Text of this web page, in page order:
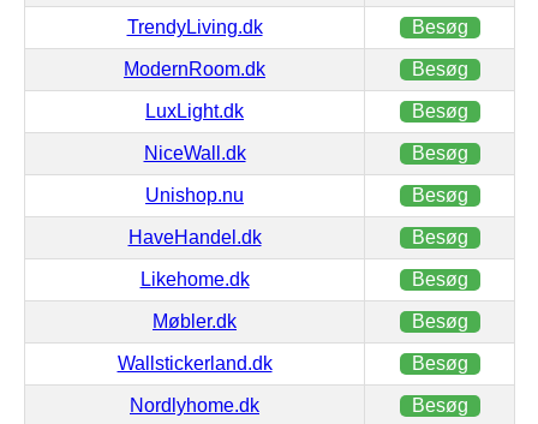
TrendyLiving.dk Besøg
ModernRoom.dk Besøg
LuxLight.dk Besøg
NiceWall.dk Besøg
Unishop.nu Besøg
HaveHandel.dk Besøg
Likehome.dk Besøg
Møbler.dk Besøg
Wallstickerland.dk Besøg
Nordlyhome.dk Besøg